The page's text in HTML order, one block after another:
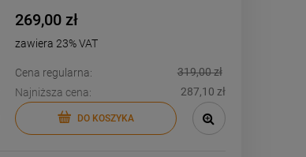
269,00 zł
zawiera 23% VAT
Cena regularna:
319,00 zł
Najniższa cena:
287,10 zł
DO KOSZYKA